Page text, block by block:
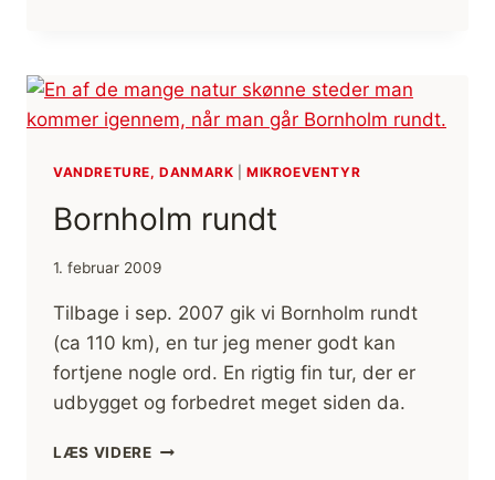
ØKSSØ
VANDRETURE, DANMARK |MIKROEVENTYR
Bornholm rundt
1. februar 2009
Tilbage i sep. 2007 gik vi Bornholm rundt
(ca 110 km), en tur jeg mener godt kan
fortjene nogle ord. En rigtig fin tur, der er
udbygget og forbedret meget siden da.
LÆS VIDEREBORNHOLM